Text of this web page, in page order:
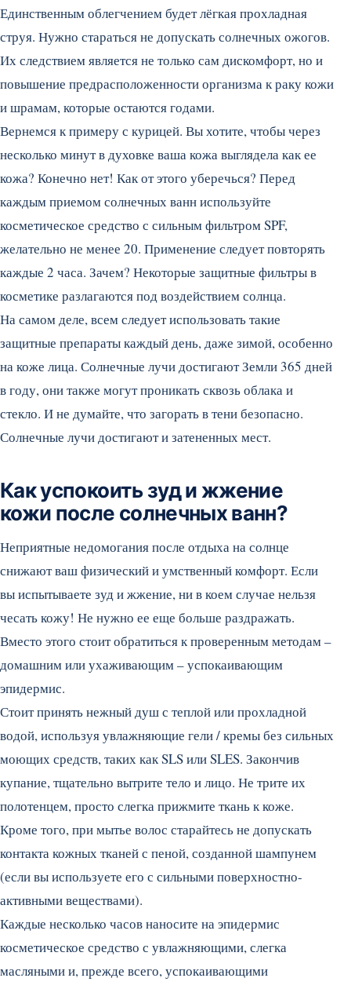
Единственным облегчением будет лёгкая прохладная
струя. Нужно стараться не допускать солнечных ожогов.
Их следствием является не только сам дискомфорт, но и
повышение предрасположенности организма к раку кожи
и шрамам, которые остаются годами.
Вернемся к примеру с курицей. Вы хотите, чтобы через
несколько минут в духовке ваша кожа выглядела как ее
кожа? Конечно нет! Как от этого уберечься? Перед
каждым приемом солнечных ванн используйте
косметическое средство с сильным фильтром SPF,
желательно не менее 20. Применение следует повторять
каждые 2 часа. Зачем? Некоторые защитные фильтры в
косметике разлагаются под воздействием солнца.
На самом деле, всем следует использовать такие
защитные препараты каждый день, даже зимой, особенно
на коже лица. Солнечные лучи достигают Земли 365 дней
в году, они также могут проникать сквозь облака и
стекло. И не думайте, что загорать в тени безопасно.
Солнечные лучи достигают и затененных мест.
Как успокоить зуд и жжение
кожи после солнечных ванн?
Неприятные недомогания после отдыха на солнце
снижают ваш физический и умственный комфорт. Если
вы испытываете зуд и жжение, ни в коем случае нельзя
чесать кожу! Не нужно ее еще больше раздражать.
Вместо этого стоит обратиться к проверенным методам –
домашним или ухаживающим – успокаивающим
эпидермис.
Стоит принять нежный душ с теплой или прохладной
водой, используя увлажняющие гели / кремы без сильных
моющих средств, таких как SLS или SLES. Закончив
купание, тщательно вытрите тело и лицо. Не трите их
полотенцем, просто слегка прижмите ткань к коже.
Кроме того, при мытье волос старайтесь не допускать
контакта кожных тканей с пеной, созданной шампунем
(если вы используете его с сильными поверхностно-
активными веществами).
Каждые несколько часов наносите на эпидермис
косметическое средство с увлажняющими, слегка
масляными и, прежде всего, успокаивающими